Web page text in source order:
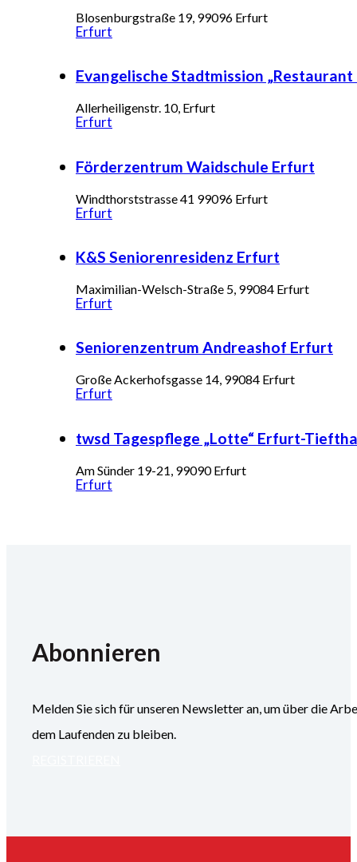
Blosenburgstraße 19, 99096 Erfurt
Erfurt
Evangelische Stadtmission
Allerheiligenstr. 10, Erfurt
Erfurt
Förderzentrum Waidschule Erfurt
Windthorststrasse 41 99096 Erfurt
Erfurt
K&S Seniorenresidenz Erfurt
Maximilian-Welsch-Straße 5, 99084 Erfurt
Erfurt
Seniorenzentrum Andreashof Erfurt
Große Ackerhofsgasse 14, 99084 Erfurt
Erfurt
twsd Tagespflege „Lotte“ Erfurt-
Am Sünder 19-21, 99090 Erfurt
Erfurt
Abonnieren
Melden Sie sich für unseren Newsletter an, um über die
dem Laufenden zu bleiben.